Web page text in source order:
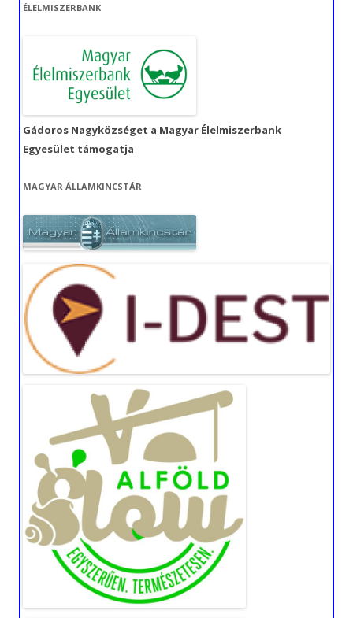
ÉLELMISZERBANK
Gádoros Nagyközséget a Magyar Élelmiszerbank
Egyesület támogatja
MAGYAR ÁLLAMKINCSTÁR